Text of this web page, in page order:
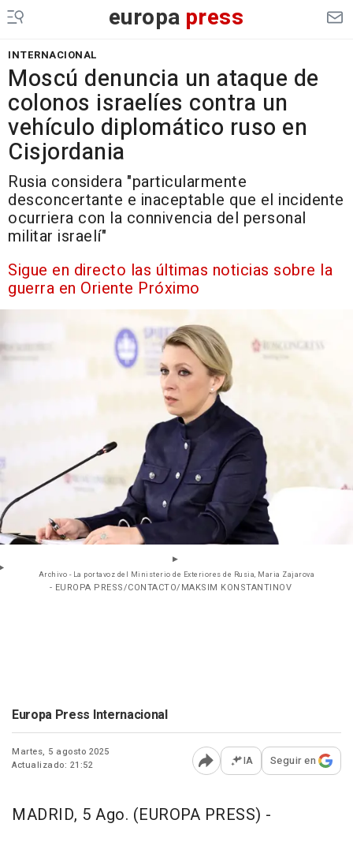
europa press
INTERNACIONAL
Moscú denuncia un ataque de
colonos israelíes contra un
vehículo diplomático ruso en
Cisjordania
Rusia considera "particularmente
desconcertante e inaceptable que el incidente
ocurriera con la connivencia del personal
militar israelí"
Sigue en directo las últimas noticias sobre la
guerra en Oriente Próximo
Archivo - La portavoz del Ministerio de Exteriores de Rusia, Maria Zajarova
- EUROPA PRESS/CONTACTO/MAKSIM KONSTANTINOV
Europa Press Internacional
Martes, 5 agosto 2025
Actualizado: 21:52
Abrir opciones para
IA Seguir en
MADRID, 5 Ago. (EUROPA PRESS) -